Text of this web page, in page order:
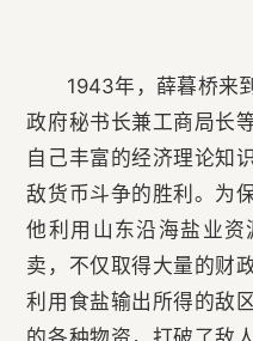
1943年，薛暮桥来
政府秘书长兼工商局长
自己丰富的经济理论知
敌货币斗争的胜利。为
他利用山东沿海盐业
卖，不仅取得大量的财
利用食盐输出所得的敌